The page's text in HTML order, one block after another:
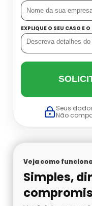
EXPLIQUE O SEU CASO E
Seus
Não
Veja como
Simples,